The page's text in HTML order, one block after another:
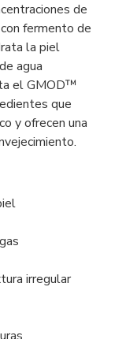
de
fermento de
la piel
agua
el GMOD™
que
y ofrecen una
irregular